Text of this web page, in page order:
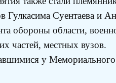
Гулкасима Суентаева и
обороны области,
частей, местных вузов.
у Мемориального